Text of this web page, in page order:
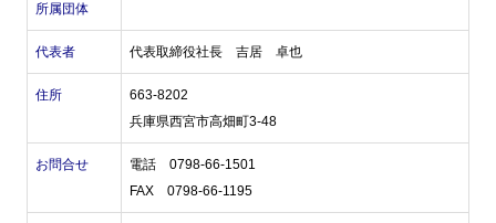
所属団体
代表者 代表取締役社長 吉居 卓也
住所
663-8202
兵庫県西宮市高畑町3-48
お問合せ
電話 0798-66-1501
FAX 0798-66-1195